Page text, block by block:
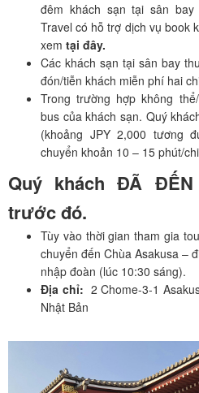
đêm khách sạn tại sân bay
Travel có hỗ trợ dịch vụ book
xem tại đây.
Các khách sạn tại sân bay
đón/tiễn khách miễn phí hai
Trong trường hợp không
bus của khách sạn. Quý
(khoảng JPY 2,000 tương
chuyển khoản 10 – 15 phút/
Quý khách ĐÃ
trước đó.
Tùy vào thời gian tham gia
chuyển đến Chùa Asakusa –
nhập đoàn (lúc 10:30 sáng).
Địa chỉ: 2 Chome-3-1
Nhật Bản